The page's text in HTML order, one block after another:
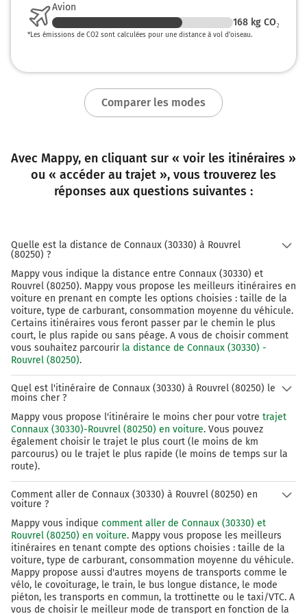
BEAUNE-ST NICOLAS
Autoroute du Soleil
Prendre à droite et rejoindre A6b. Continuer sur
A6b
LILLE
METZ-NANCY
VERSAILLES
674 km
Prendre à droite et rejoindre A86b. Continuer sur
15 kilomètres
N186
LILLE
ORLY
RUNGIS
Périphérique de l'Île-de-France
Périphérique de l'Île-de-France
677 km
Continuer A4 E50 sur 2,1 kilomètres
Autoroute de l'Est
Autoroute de l'Est
694 km
Avion
168 kg CO₂
*Les émissions de CO2 sont calculées pour une distance à vol d’oiseau.
Comparer les modes
Avec Mappy, en cliquant sur « voir les itinéraires »
ou « accéder au trajet », vous trouverez les
réponses aux questions suivantes :
Quelle est la distance de Connaux (30330) à Rouvrel
(80250) ?
Mappy vous indique la distance entre Connaux (30330) et
Rouvrel (80250). Mappy vous propose les meilleurs itinéraires en
voiture en prenant en compte les options choisies : taille de la
voiture, type de carburant, consommation moyenne du véhicule.
Certains itinéraires vous feront passer par le chemin le plus
court, le plus rapide ou sans péage. A vous de choisir comment
vous souhaitez parcourir la distance de Connaux (30330) -
Rouvrel (80250).
Quel est l'itinéraire de Connaux (30330) à Rouvrel (80250) le
moins cher ?
Mappy vous propose l'itinéraire le moins cher pour votre trajet
Connaux (30330)-Rouvrel (80250) en voiture. Vous pouvez
également choisir le trajet le plus court (le moins de km
parcourus) ou le trajet le plus rapide (le moins de temps sur la
route).
Comment aller de Connaux (30330) à Rouvrel (80250) en
voiture ?
Mappy vous indique comment aller de Connaux (30330) et
Rouvrel (80250) en voiture. Mappy vous propose les meilleurs
itinéraires en tenant compte des options choisies : taille de la
voiture, type de carburant, consommation moyenne du véhicule.
Mappy propose aussi d'autres moyens de transports comme le
vélo, le covoiturage, le train, le bus longue distance, le mode
piéton, les transports en commun, la trottinette ou le taxi/VTC. A
vous de choisir le meilleur mode de transport en fonction de la